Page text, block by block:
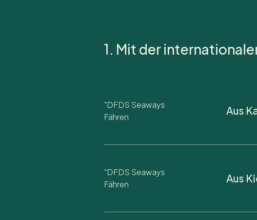
1. Mit der
"DFDS Seaways
Fähren
Aus
"DFDS Seaways
Fähren
Aus